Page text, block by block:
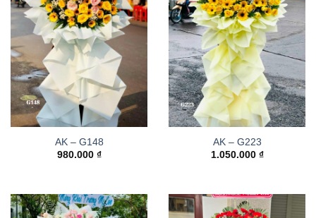
AK – G148
980.000 ₫
AK – G223
1.050.000 ₫